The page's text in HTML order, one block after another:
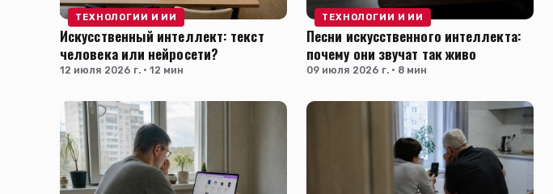
ТЕХНОЛОГИИ И ИИ
Искусственный интеллект: текст
человека или нейросети?
12 июля 2026 г. · 12 мин
ТЕХНОЛОГИИ И ИИ
Песни искусственного интеллекта:
почему они звучат так живо
09 июля 2026 г. · 8 мин